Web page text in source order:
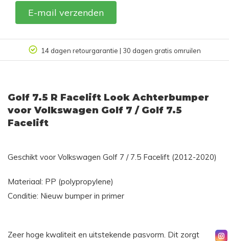
E-mail verzenden
14 dagen retourgarantie | 30 dagen gratis omruilen
Golf 7.5 R Facelift Look Achterbumper
voor Volkswagen Golf 7 / Golf 7.5
Facelift
Geschikt voor Volkswagen Golf 7 / 7.5 Facelift (2012-2020)
Materiaal: PP (polypropylene)
Conditie: Nieuw bumper in primer
Zeer hoge kwaliteit en uitstekende pasvorm. Dit zorgt